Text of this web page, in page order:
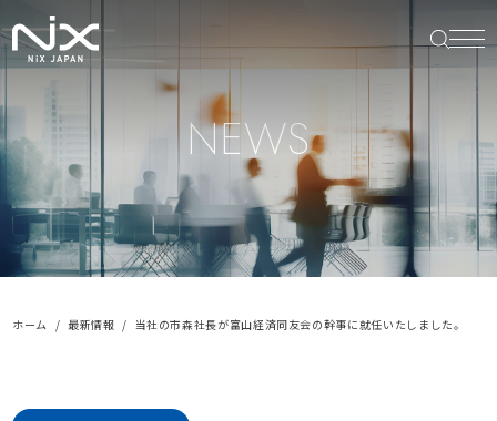
NEWS
ホーム 最新情報 当社の市森社長が富山経済同友会の幹事に就任いたしました。